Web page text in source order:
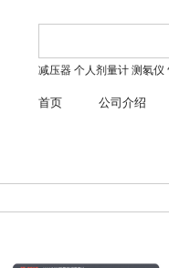
减压器 个人剂量计 测氡仪
首页 公司介绍